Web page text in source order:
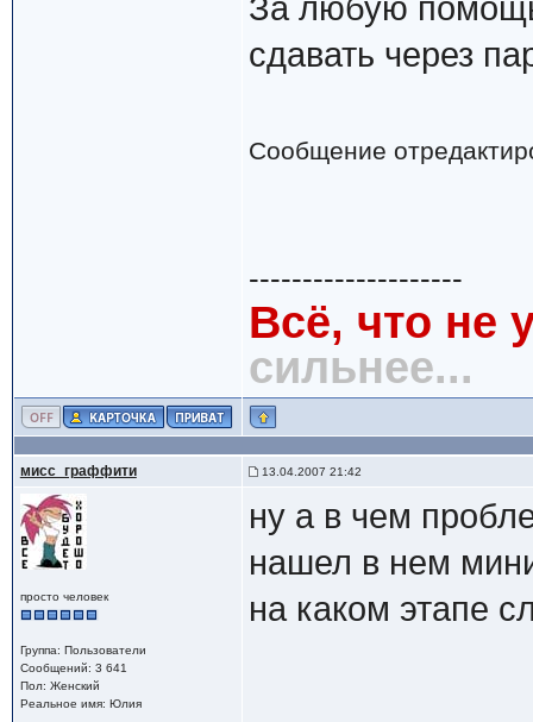
За любую
сдавать через
Сообщение
--------------------
Всё, что не
сильнее...
мисс_граффити 13.04.2007 21:42
просто человек
Группа: Пользователи
Сообщений: 3 641
Пол: Женский
Реальное имя: Юлия
ну а в чем
нашел в нем
на каком этапе